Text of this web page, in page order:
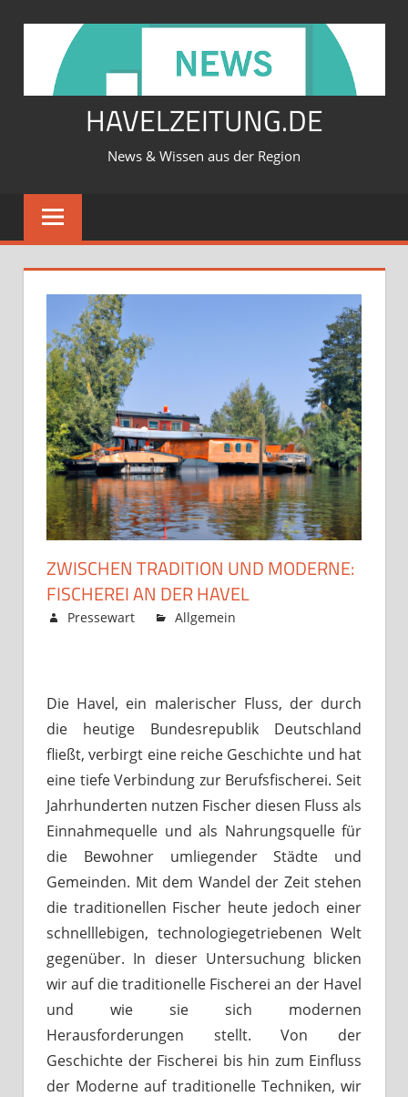
springen
HAVELZEITUNG.DE
News & Wissen aus der Region
ZWISCHEN TRADITION UND MODERNE:
FISCHEREI AN DER HAVEL
September 9, 2023
Pressewart Allgemein
und
Moderne:
Fischerei
der
Havel
Die Havel, ein malerischer Fluss, der durch
die heutige Bundesrepublik Deutschland
fließt, verbirgt eine reiche Geschichte und hat
eine tiefe Verbindung zur Berufsfischerei. Seit
Jahrhunderten nutzen Fischer diesen Fluss als
Einnahmequelle und als Nahrungsquelle für
die Bewohner umliegender Städte und
Gemeinden. Mit dem Wandel der Zeit stehen
die traditionellen Fischer heute jedoch einer
schnelllebigen, technologiegetriebenen Welt
gegenüber. In dieser Untersuchung blicken
wir auf die traditionelle Fischerei an der Havel
und wie sie sich modernen
Herausforderungen stellt. Von der
Geschichte der Fischerei bis hin zum Einfluss
der Moderne auf traditionelle Techniken, wir